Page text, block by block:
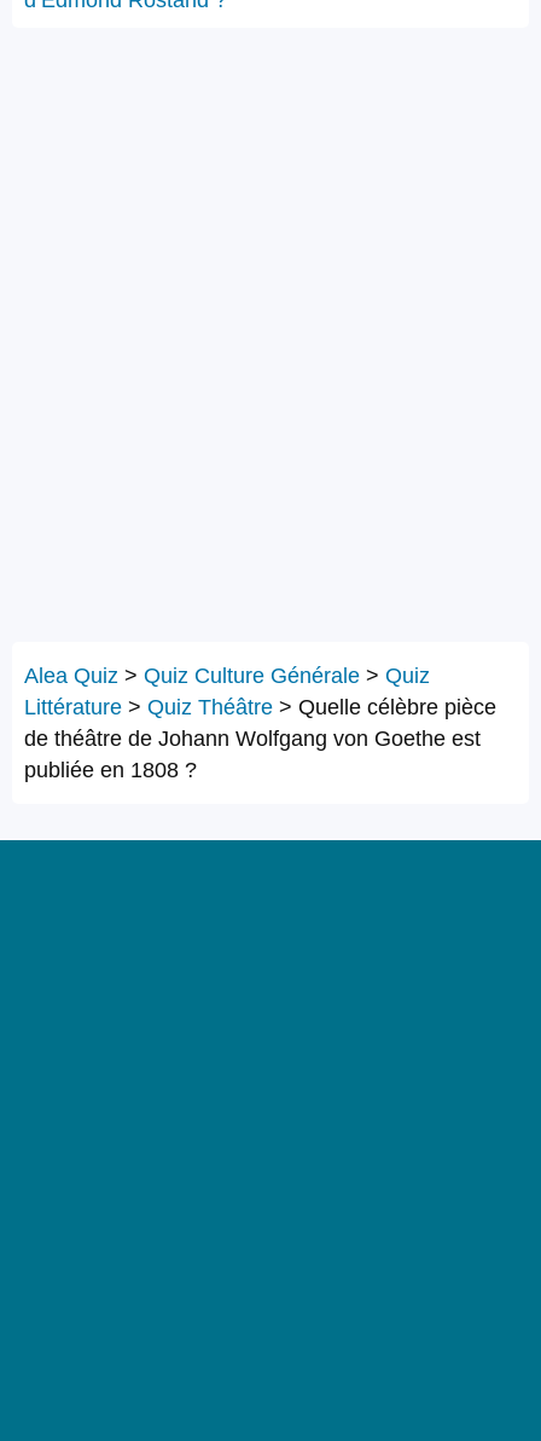
Alea Quiz > Quiz Culture Générale > Quiz
Littérature > Quiz Théâtre > Quelle célèbre pièce
de théâtre de Johann Wolfgang von Goethe est
publiée en 1808 ?